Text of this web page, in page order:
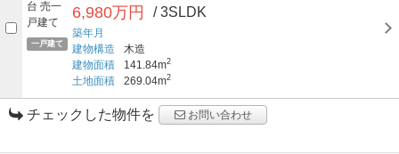
一戸建て
6,980万円 / 3SLDK
築年月
建物構造
木造
建物面積
141.84m2
土地面積 269.04m2
チェックした物件を お問い合わせ